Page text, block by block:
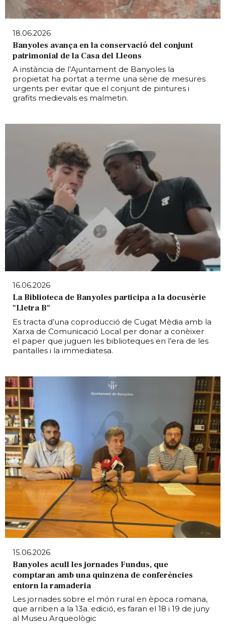
18.06.2026
Banyoles avança en la conservació del conjunt
patrimonial de la Casa del Lleons
A instància de l’Ajuntament de Banyoles la
propietat ha portat a terme una sèrie de mesures
urgents per evitar que el conjunt de pintures i
grafits medievals es malmetin.
16.06.2026
La Biblioteca de Banyoles participa a la docusèrie
"Lletra B"
Es tracta d’una coproducció de Cugat Mèdia amb la
Xarxa de Comunicació Local per donar a conèixer
el paper que juguen les biblioteques en l’era de les
pantalles i la immediatesa.
15.06.2026
Banyoles acull les jornades Fundus, que
comptaran amb una quinzena de conferències
entorn la ramaderia
Les jornades sobre el món rural en època romana,
que arriben a la 13a. edició, es faran el 18 i 19 de juny
al Museu Arqueològic